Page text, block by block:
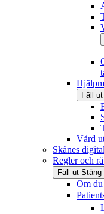
Fäll ut
Vård
Skånes
Regler och
Fäll ut Stäng
Om